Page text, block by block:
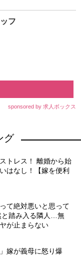
フ
sponsored by 求人ボックス
グ
トレス！ 離婚から始
はなし！【嫁を便利
て絶対悪いと思って
踏み入る隣人…無
が止まらない
嫁が義母に怒り爆